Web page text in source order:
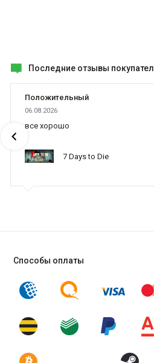
Последние отзывы
Положительный
06.08.2026
все хорошо
7 Days to Die
Способы оплаты